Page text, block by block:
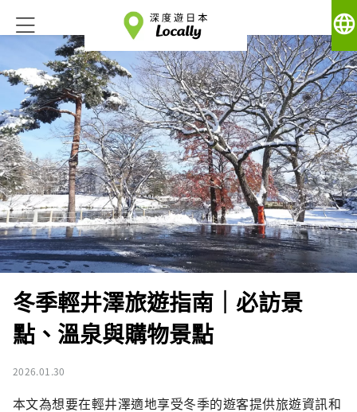
language
冬季輕井澤旅遊指南｜必訪景
點、溫泉與購物景點
2026.01.30
本文為想要在輕井澤適地享受冬季的遊客提供旅遊資訊和